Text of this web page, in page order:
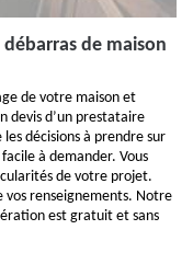
de maison
de votre maison et
devis d’un prestataire
décisions à prendre sur
à demander. Vous
de votre projet.
renseignements. Notre
est gratuit et sans